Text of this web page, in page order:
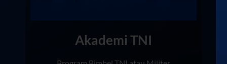
Akademi TNI